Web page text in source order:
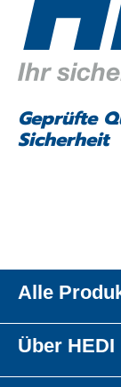
Geprüfte
Sicherheit
Alle
Über HEDI